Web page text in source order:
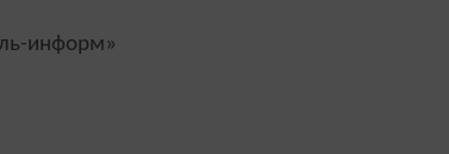
информ»